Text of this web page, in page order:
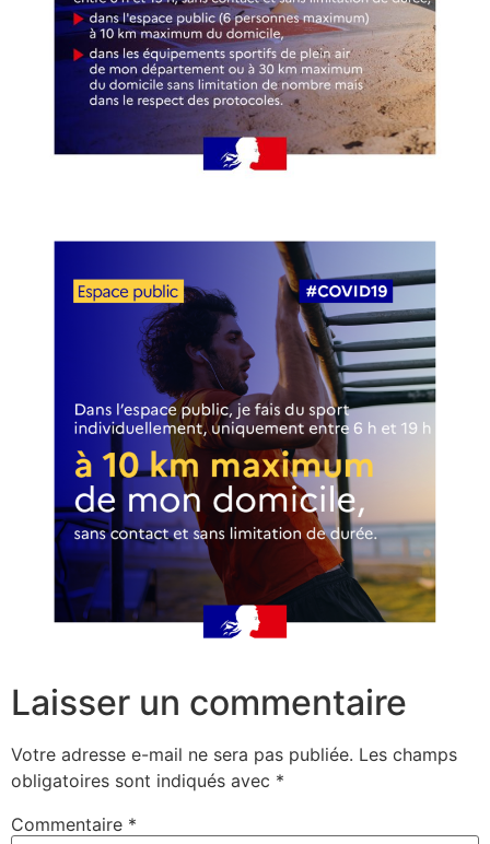
Laisser un commentaire
Votre adresse e-mail ne sera pas publiée. Les champs
obligatoires sont indiqués avec *
Commentaire *